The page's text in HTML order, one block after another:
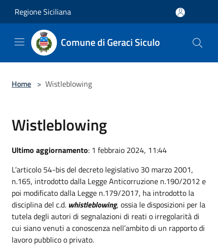
Regione Siciliana
Comune di Geraci Siculo
Home > Wistleblowing
Wistleblowing
Ultimo aggiornamento: 1 febbraio 2024, 11:44
L’articolo 54-bis del decreto legislativo 30 marzo 2001,
n.165, introdotto dalla Legge Anticorruzione n.190/2012 e
poi modificato dalla Legge n.179/2017, ha introdotto la
disciplina del c.d. whistleblowing, ossia le disposizioni per la
tutela degli autori di segnalazioni di reati o irregolarità di
cui siano venuti a conoscenza nell’ambito di un rapporto di
lavoro pubblico o privato.